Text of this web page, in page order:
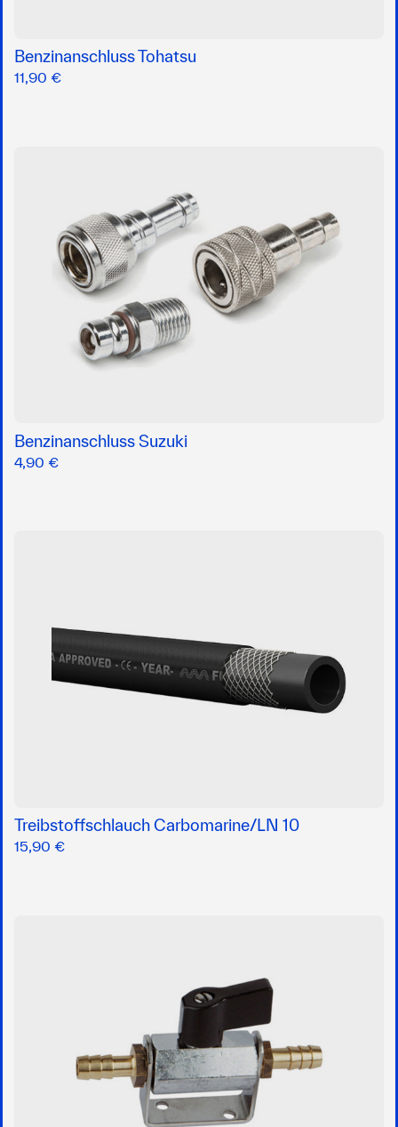
Benzinanschluss Tohatsu
11,90 €
Benzinanschluss Suzuki
4,90 €
Treibstoffschlauch Carbomarine/LN 10
15,90 €